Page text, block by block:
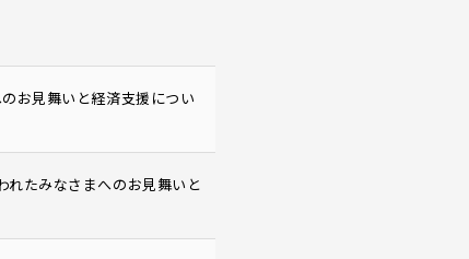
お見舞いと経済支援につい
れたみなさまへのお見舞いと